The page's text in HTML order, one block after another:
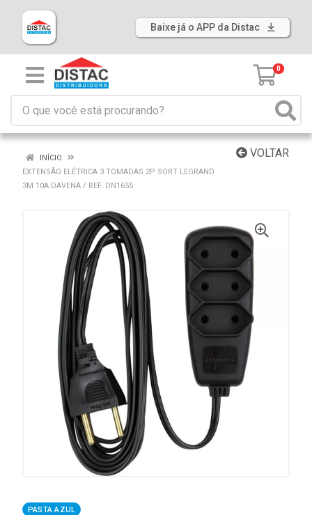
Baixe já o APP da Distac
0
VOLTAR
INÍCIO
EXTENSÃO ELÉTRICA 3 TOMADAS 2P SORT LEGRAND
3M 10A DAVENA / REF. DN1655
PASTA AZUL